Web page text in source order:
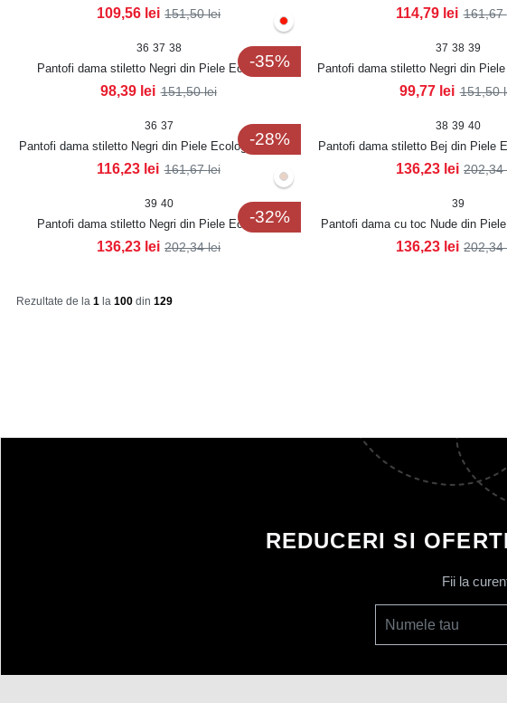
Intoarsa Unaisa
109,56 lei 151,50lei
Lekisha
114,79 lei 161,67
-35%
36 37 38
Pantofi dama stiletto Negri din Piele Ecologica
Anaika2
98,39 lei 151,50lei
37 38 39
Pantofi dama stiletto Negri din Piele
99,77 lei 151,50
-28%
36 37
Pantofi dama stiletto Negri din Piele Ecologica Sarahi
116,23 lei 161,67lei
38 39 40
Pantofi dama stiletto Bej din Piele
Kaiana
136,23 lei 202,34
-32%
39 40
Pantofi dama stiletto Negri din Piele Ecologica
Intoarsa Kaiana
136,23 lei 202,34lei
39
Pantofi dama cu toc Nude din
136,23 lei 202,34
Rezultate de la 1 la 100 din 129
REDUCERI SI
Fii la
Numele tau